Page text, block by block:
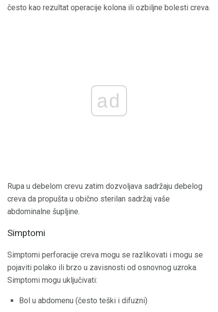
često kao rezultat operacije kolona ili ozbiljne bolesti creva.
ad
Rupa u debelom crevu zatim dozvoljava sadržaju debelog
creva da propušta u obično sterilan sadržaj vaše
abdominalne šupljine.
Simptomi
Simptomi perforacije creva mogu se razlikovati i mogu se
pojaviti polako ili brzo u zavisnosti od osnovnog uzroka.
Simptomi mogu uključivati:
Bol u abdomenu (često teški i difuzni)